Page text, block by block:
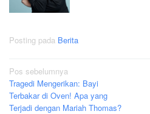
Posting pada Berita
Navigasi
pos
Pos sebelumnya
Tragedi Mengerikan: Bayi
Terbakar di Oven! Apa yang
Terjadi dengan Mariah Thomas?